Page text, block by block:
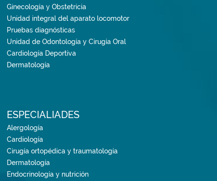
Ginecología y Obstetricia
Unidad integral del aparato locomotor
Pruebas diagnósticas
Unidad de Odontología y Cirugía Oral
Cardiología Deportiva
Dermatología
ESPECIALIADES
Alergología
Cardiología
Cirugía ortopédica y traumatología
Dermatología
Endocrinología y nutrición